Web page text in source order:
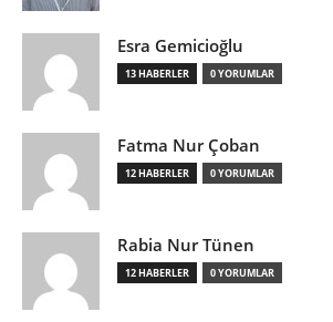
Esra Gemicioğlu
13 HABERLER 0 YORUMLAR
Fatma Nur Çoban
12 HABERLER 0 YORUMLAR
Rabia Nur Tünen
12 HABERLER 0 YORUMLAR